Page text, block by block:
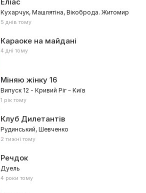
Кухарчук, Машлятіна, Вікоброда. Житомир
5 днів тому
Караоке на майдані
4 дні тому
Міняю жінку16
Випуск 12 - Кривий Ріг – Київ
1 рік тому
Клуб Дилетантів
Рудинський, Шевченко
2 тижні тому
Речдок
Дуель
4 роки тому